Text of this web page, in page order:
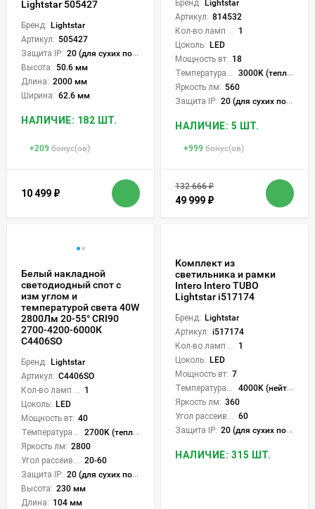
Lightstar 505427
Бренд: Lightstar
Артикул: 505427
Защита IP: 20 (для сухих пом.)
Высота: 50.6 мм
Длина: 2000 мм
Ширина: 62.6 мм
НАЛИЧИЕ: 182 ШТ.
+209 бонус(ов)
10 499 ₽
Бренд: Lightstar
Артикул: 814532
Кол-во ламп или LED: 1
Цоколь: LED
Мощность вт: 18
Температура света:
3000K (теплый)
Яркость лм: 560
Защита IP: 20 (для сухих пом.)
НАЛИЧИЕ: 5 ШТ.
+999 бонус(ов)
132 666₽
49 999 ₽
Белый накладной
светодиодный спот с
изм углом и
температурой света 40W
2800Лм 20-55° CRI90
2700-4200-6000К
C4406SO
Бренд: Lightstar
Артикул: C4406SO
Кол-во ламп или LED: 1
Цоколь: LED
Мощность вт: 40
Температура света:
2700K (теплый), 4200K (нейтральный), 6000K (холодный), CCT механическое переключение
Яркость лм: 2800
Угол рассеивания света °: 20-60
Защита IP: 20 (для сухих пом.)
Высота: 230 мм
Длина: 104 мм
Комплект из
светильника и рамки
Intero Intero TUBO
Lightstar i517174
Бренд: Lightstar
Артикул: i517174
Кол-во ламп или LED: 1
Цоколь: LED
Мощность вт: 7
Температура света:
4000K (нейтральный)
Яркость лм: 360
Угол рассеивания света °: 60
Защита IP: 20 (для сухих пом.)
НАЛИЧИЕ: 315 ШТ.